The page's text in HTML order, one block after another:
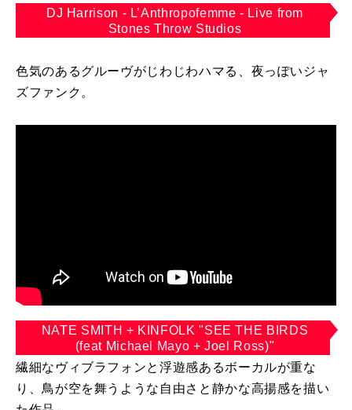
DJ Harrison - L’Anthropofemme - Live from
Stones Throw Studios
色気のあるグルーヴがじわじわハマる、夜っぽいジャ
ズファンク。
NATE SMITH + KINFOLK "SEE THE BIRDS
(feat Michael Mayo + Joel Ross)"
繊細なヴィブラフォンと浮遊感あるボーカルが重な
り、鳥が空を舞うような自由さと静かな高揚感を描い